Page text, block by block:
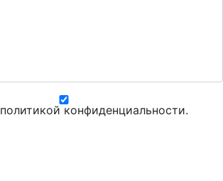
политикой конфиденциальности.